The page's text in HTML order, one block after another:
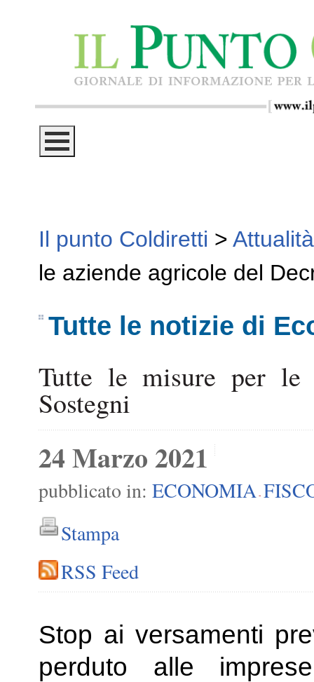
Il punto Coldiretti > Attualità
le aziende agricole del
Tutte le notizie di
Tutte le misure per le
Sostegni
24 Marzo 2021
pubblicato in: ECONOMIA -
Stampa
RSS Feed
Stop ai versamenti
perduto alle